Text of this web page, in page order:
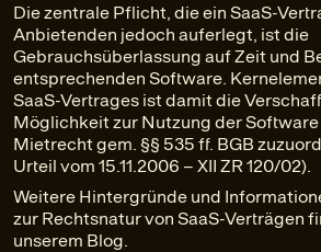
Die zentrale Pflicht, die ein SaaS-
Anbietenden jedoch auferlegt, ist die
Gebrauchsüberlassung auf Zeit und
entsprechenden Software.
SaaS-Vertrages ist damit die
Möglichkeit zur Nutzung der
Mietrecht gem. §§ 535 ff. BGB
Urteil vom 15.11.2006 – XII ZR 120/02).
Weitere Hintergründe und
zur Rechtsnatur von SaaS-Verträgen
unserem Blog.